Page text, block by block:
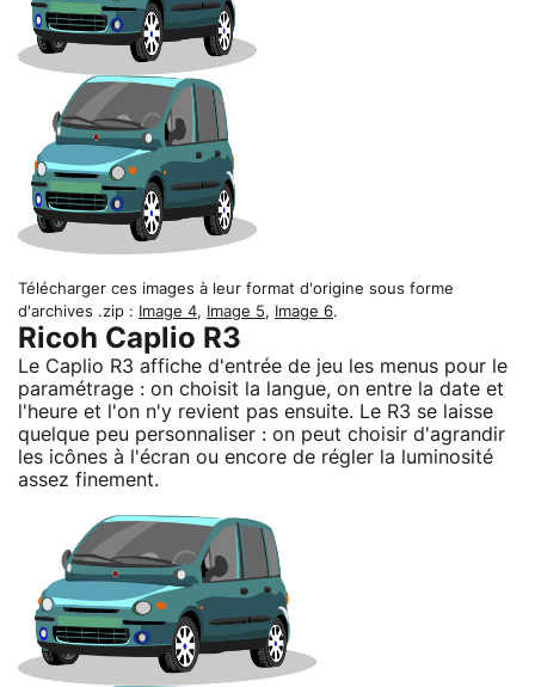
Télécharger ces images à leur format d'origine sous forme
d'archives .zip :
Image 4, Image 5, Image 6.
Ricoh Caplio R3
Le Caplio R3 affiche d'entrée de jeu les menus pour le
paramétrage : on choisit la langue, on entre la date et
l'heure et l'on n'y revient pas ensuite. Le R3 se laisse
quelque peu personnaliser : on peut choisir d'agrandir
les icônes à l'écran ou encore de régler la luminosité
assez finement.